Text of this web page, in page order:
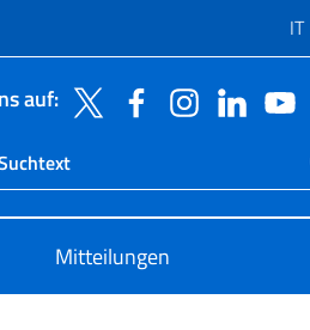
IT
auf:
sito live
der Website
Mitteilungen